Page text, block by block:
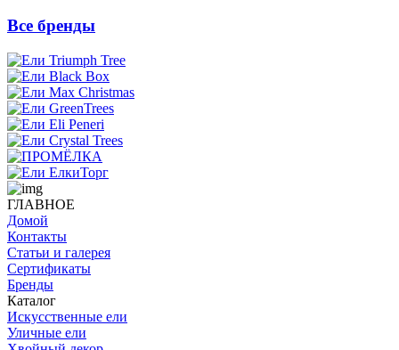
Все бренды
ГЛАВНОЕ
Домой
Контакты
Статьи и галерея
Сертификаты
Бренды
Каталог
Искусственные ели
Уличные ели